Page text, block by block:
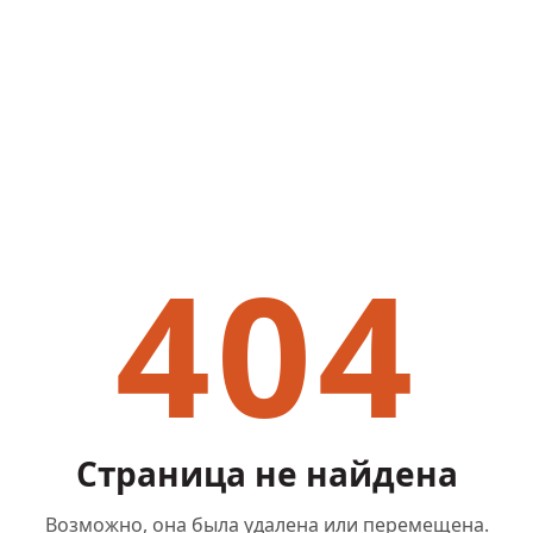
404
Страница не найдена
Возможно, она была удалена или перемещена.